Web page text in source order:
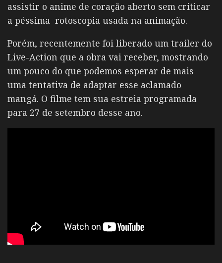
assistir o anime de coração aberto sem criticar
a péssima rotoscopia usada na animação.
Porém, recentemente foi liberado um trailer do
Live-Action que a obra vai receber, mostrando
um pouco do que podemos esperar de mais
uma tentativa de adaptar esse aclamado
mangá. O filme tem sua estreia programada
para 27 de setembro desse ano.